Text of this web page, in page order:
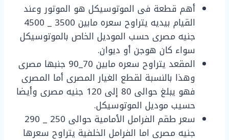
أهم قطعة فى الموتوسيكل هو الموتور وعند
القيام بيديه يتراوح سعره مابين 3500 _ 4500
جنيه مصرى حسب الموديل الخاص بالموتوسيكل
سواء كان هوجن أو ديوان.
المقعد يتراوح سعره مابين 70_90 جنبها مصرى
وهذا بالنسبة لقطع الغيار المصرى أما المصرى
فهو يبلغ حوالى 80 إلى 120 جنيه مصرى وأيضا
حسيب موديل الموتوسيكل.
سعر طقم الفرامل الأمامية حوالى 250 _ 290
جنيه مصرى اما الفرامل الخلفية يتراوح سعرها